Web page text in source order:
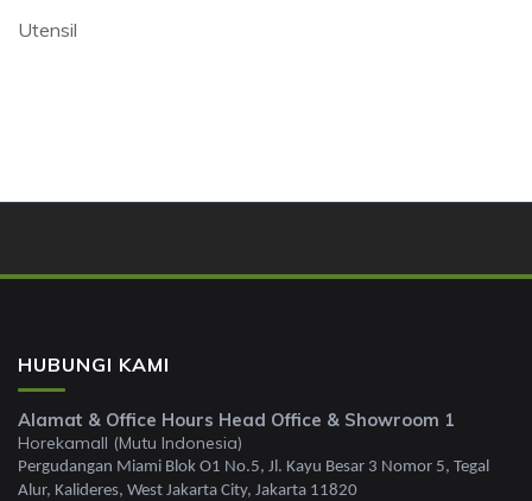
Utensil
HUBUNGI KAMI
Alamat & Office Hours Head Office & Showroom 1
Horekamall (Mutu Indonesia)
Pergudangan Miami Blok O1 No.5, Jl. Kayu Besar 3 Nomor 5, Tegal
Alur, Kalideres, West Jakarta City, Jakarta 11820